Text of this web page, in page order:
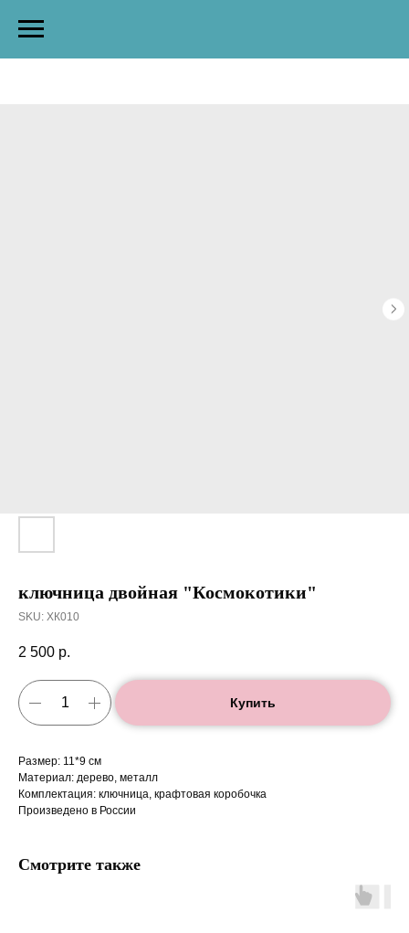
ключница двойная "Космокотики"
SKU: ХК010
2 500 р.
Купить
Размер: 11*9 см
Материал: дерево, металл
Комплектация: ключница, крафтовая коробочка
Произведено в России
Смотрите также